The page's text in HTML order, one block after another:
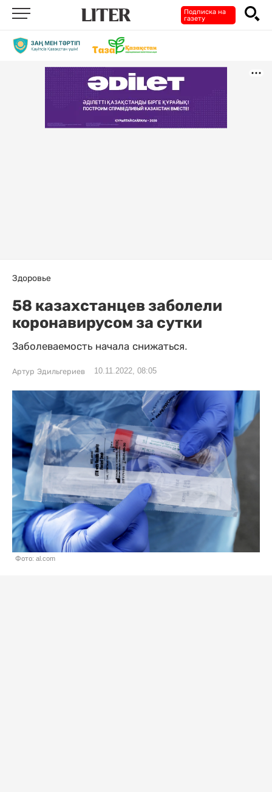
Подписка на
газету
Здоровье
58 казахстанцев заболели
коронавирусом за сутки
Заболеваемость начала снижаться.
Артур Эдильгериев 10.11.2022, 08:05
Фото: al.com